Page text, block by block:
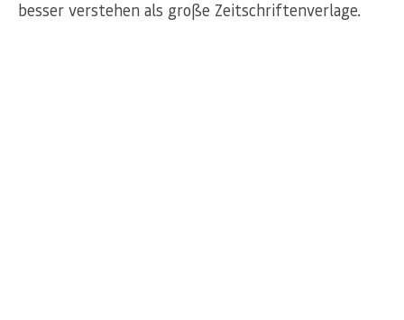
besser verstehen als große Zeitschriftenverlage.